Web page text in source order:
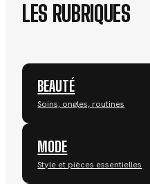
LES RUBRIQUES
BEAUTÉ
Soins, ongles, routines
MODE
Style et pièces essentielles